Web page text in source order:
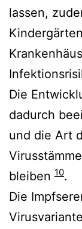
lassen,
Die
dadurch
und die Art
bleiben 10.
Die